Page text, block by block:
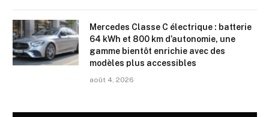
Mercedes Classe C électrique : batterie
64 kWh et 800 km d’autonomie, une
gamme bientôt enrichie avec des
modèles plus accessibles
août 4, 2026